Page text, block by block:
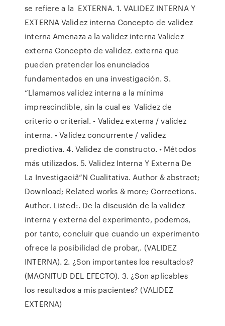
se refiere a la EXTERNA. 1. VALIDEZ INTERNA Y
EXTERNA Validez interna Concepto de validez
interna Amenaza a la validez interna Validez
externa Concepto de validez. externa que
pueden pretender los enunciados
fundamentados en una investigación. S.
“Llamamos validez interna a la mínima
imprescindible, sin la cual es Validez de
criterio o criterial. • Validez externa / validez
interna. • Validez concurrente / validez
predictiva. 4. Validez de constructo. • Métodos
más utilizados. 5. Validez Interna Y Externa De
La Investigaciã“N Cualitativa. Author & abstract;
Download; Related works & more; Corrections.
Author. Listed:. De la discusión de la validez
interna y externa del experimento, podemos,
por tanto, concluir que cuando un experimento
ofrece la posibilidad de probar,. (VALIDEZ
INTERNA). 2. ¿Son importantes los resultados?
(MAGNITUD DEL EFECTO). 3. ¿Son aplicables
los resultados a mis pacientes? (VALIDEZ
EXTERNA)